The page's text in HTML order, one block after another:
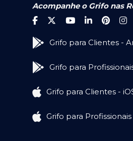
Acompanhe o Grifo nas
Grifo para Clientes -
Grifo para
Grifo para Clientes -
Grifo para Profissionais